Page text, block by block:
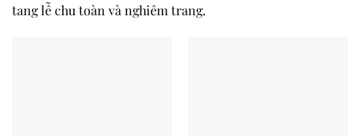
tang lễ chu toàn và nghiêm trang.